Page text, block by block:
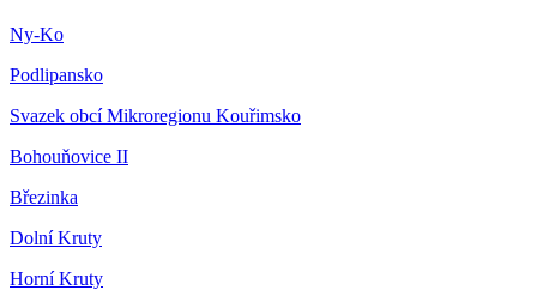
Ny-Ko
Podlipansko
Svazek obcí Mikroregionu Kouřimsko
Bohouňovice II
Březinka
Dolní Kruty
Horní Kruty